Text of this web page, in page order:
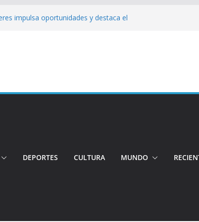
impulsa oportunidades y destaca el
candidatura para buscar la
su candidatura a la Alcaldía de Quito
DEPORTES CULTURA MUNDO